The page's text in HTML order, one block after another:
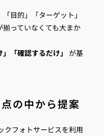
目的」「ターゲット」
っていなくても大まか
」「確認するだけ」
が基
の中から提案
クフォトサービスを利用